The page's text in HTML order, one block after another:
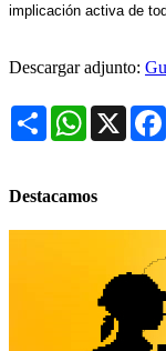
implicación activa de
Descargar adjunto:
Share WhatsApp
X
Destacamos